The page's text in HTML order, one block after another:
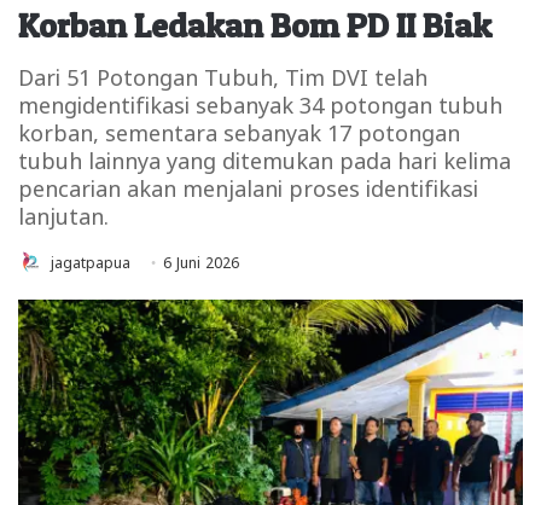
Korban Ledakan Bom PD II Biak
Dari 51 Potongan Tubuh, Tim DVI telah
mengidentifikasi sebanyak 34 potongan tubuh
korban, sementara sebanyak 17 potongan
tubuh lainnya yang ditemukan pada hari kelima
pencarian akan menjalani proses identifikasi
lanjutan.
jagatpapua 6 Juni 2026